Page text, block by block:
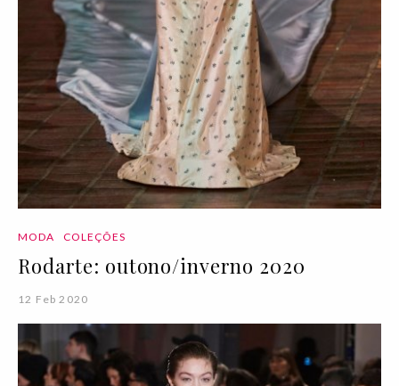
MODA COLEÇÕES
Rodarte: outono/inverno 2020
12 Feb 2020